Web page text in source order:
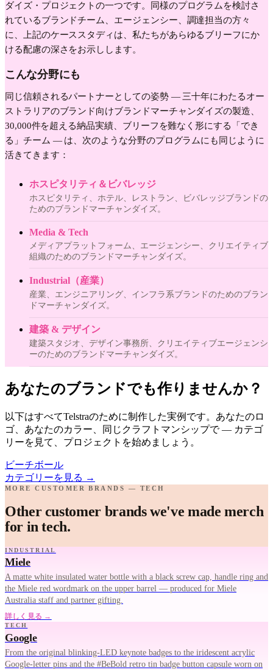
ダイズ・プロジェクトの一つです。同様のプログラムを検討さ
れているブランドチーム、エージェンシー、調達担当の方々
に、上記のケーススタディは、私たちがあらゆるブリーフにか
ける配慮の深さをお示しします。
こんな分野にも
同じ信頼されるパートナーとしての姿勢 — 三十年にわたるオー
ストラリアのブランド向けブランドマーチャンダイズの製造、
30,000件を超える納品実績、ブリーフを難なく形にする「でき
る」チーム — は、次のような分野のプログラムにも同じように
活きてきます：
ホスピタリティ＆ビバレッジ
ホスピタリティ、ホテル、レストラン、ビバレッジブランドの
ためのブランドマーチャンダイズ。
Media & Tech
メディアプラットフォーム、エージェンシー、クリエイティブ
組織のためのブランドマーチャンダイズ。
Industrial（産業）
産業、エンジニアリング、インフラ系ブランドのためのブラン
ドマーチャンダイズ。
建築 & デザイン
建築スタジオ、デザイン事務所、クリエイティブエージェンシ
ーのためのブランドマーチャンダイズ。
あなたのブランドでも作りませんか？
以下はすべてTelstraのために制作した実例です。あなたのロ
ゴ、あなたのカラー、同じクラフトマンシップで — カテゴ
リーを見て、プロジェクトを始めましょう。
ビーチボール
カテゴリーを見る →
MORE CUSTOMER BRANDS — TECH
Other customer brands we've made merch
for in tech.
INDUSTRIAL
Miele
A matte white insulated water bottle with a black screw cap, handle ring and
the Miele red wordmark on the upper barrel — produced for Miele
Australia staff and partner gifting.
詳しく見る →
TECH
Google
From the original blinking-LED keynote badges to the iridescent acrylic
Google-letter pins and the #BeBold retro tin badge button capsule worn on